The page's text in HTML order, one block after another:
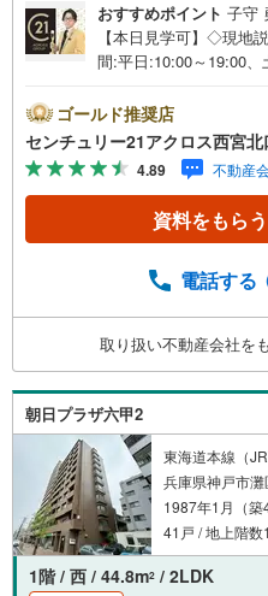
おすすめポイント 子守
【本日見学可】◇現地
間:平日:10:00～19:00
より徒歩1分です。南西
好です。地下1階に専用
2年3月にリフォーム履
クロスグループの3つの
8年連続No.1（1997
宮・尼崎・伊丹・宝塚
がございます。 8店舗
2000万円台の新築戸建
始め多数物件を取り扱
しきれない物件もご紹
さい。
ゴールド推奨店
センチュリー21アクロス西宮
4.89 不動産
資料をもらう
電話する
取り扱い不動産会社を
朝日プラザ六甲2
東海道本線（
兵庫県神戸市
1987年1月（築
41戸 / 地上階数
1階 / 西 / 44.8m2 / 2LDK